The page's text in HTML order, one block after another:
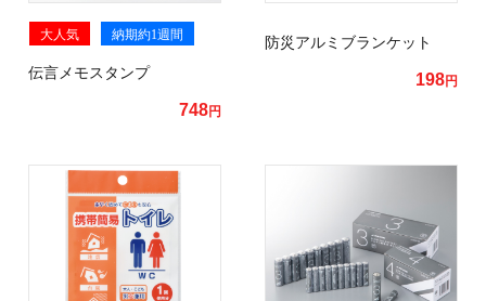
大人気 納期約1週間
伝言メモスタンプ
748円
防災アルミブランケット
198円